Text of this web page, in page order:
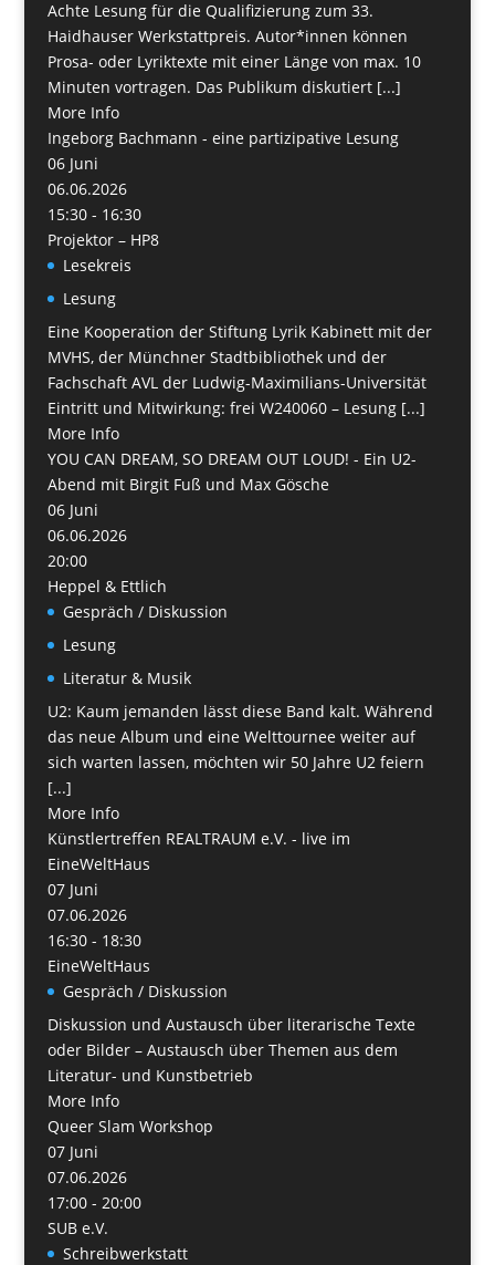
Achte Lesung für die Qualifizierung zum 33.
Haidhauser Werkstattpreis. Autor*innen können
Prosa- oder Lyriktexte mit einer Länge von max. 10
Minuten vortragen. Das Publikum diskutiert [...]
More Info
Ingeborg Bachmann - eine partizipative Lesung
06 Juni
06.06.2026
15:30 - 16:30
Projektor – HP8
Lesekreis
Lesung
Eine Kooperation der Stiftung Lyrik Kabinett mit der
MVHS, der Münchner Stadtbibliothek und der
Fachschaft AVL der Ludwig-Maximilians-Universität
Eintritt und Mitwirkung: frei W240060 – Lesung [...]
More Info
YOU CAN DREAM, SO DREAM OUT LOUD! - Ein U2-
Abend mit Birgit Fuß und Max Gösche
06 Juni
06.06.2026
20:00
Heppel & Ettlich
Gespräch / Diskussion
Lesung
Literatur & Musik
U2: Kaum jemanden lässt diese Band kalt. Während
das neue Album und eine Welttournee weiter auf
sich warten lassen, möchten wir 50 Jahre U2 feiern
[...]
More Info
Künstlertreffen REALTRAUM e.V. - live im
EineWeltHaus
07 Juni
07.06.2026
16:30 - 18:30
EineWeltHaus
Gespräch / Diskussion
Diskussion und Austausch über literarische Texte
oder Bilder – Austausch über Themen aus dem
Literatur- und Kunstbetrieb
More Info
Queer Slam Workshop
07 Juni
07.06.2026
17:00 - 20:00
SUB e.V.
Schreibwerkstatt